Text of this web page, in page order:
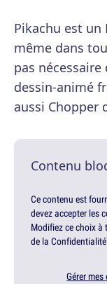
Pikachu est
même dans
pas
dessin-animé
aussi Chopper
Contenu
Ce contenu est
devez accepter les
Modifiez ce choix à
de la
Gérer